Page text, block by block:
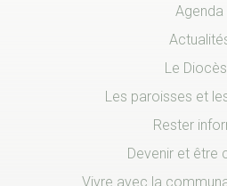
Agenda
Le
Les paroisses et
Rester
Devenir et être
Vivre avec la